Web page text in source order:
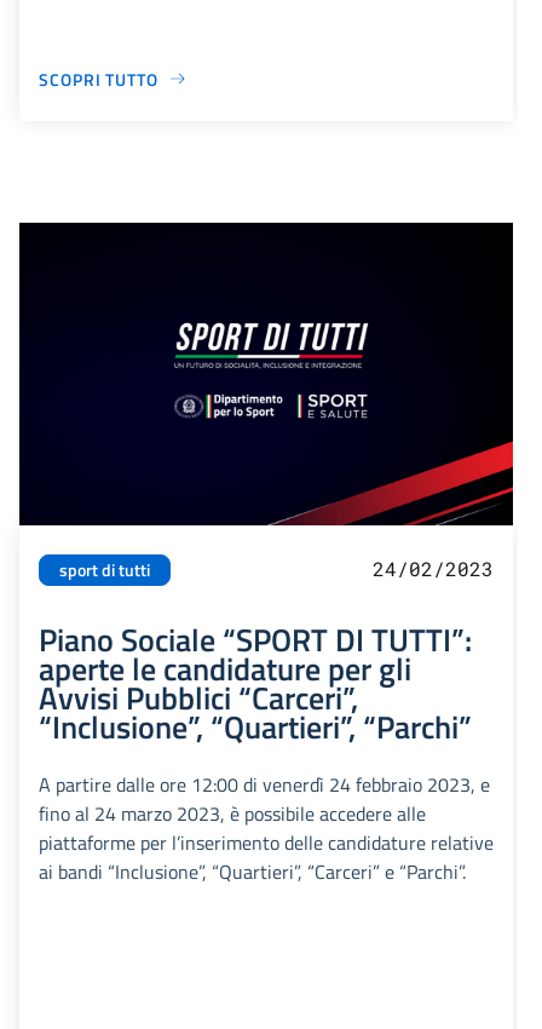
SCOPRI TUTTO
sport di tutti 24/02/2023
Piano Sociale “SPORT DI TUTTI”:
aperte le candidature per gli
Avvisi Pubblici “Carceri”,
“Inclusione”, “Quartieri”, “Parchi”
A partire dalle ore 12:00 di venerdì 24 febbraio 2023, e
fino al 24 marzo 2023, è possibile accedere alle
piattaforme per l’inserimento delle candidature relative
ai bandi “Inclusione”, “Quartieri”, “Carceri” e “Parchi”.